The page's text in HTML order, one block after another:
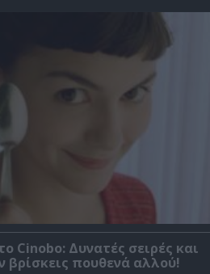
Cinobo: Δυνατές σειρές και
βρίσκεις πουθενά αλλού!